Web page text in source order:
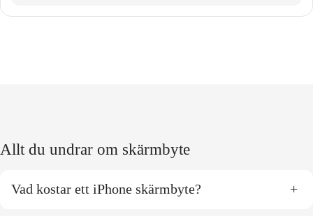
Allt du undrar om skärmbyte
Vad kostar ett iPhone skärmbyte? +